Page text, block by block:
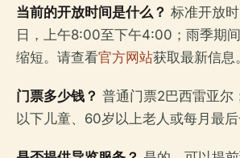
当前的开放时间是什么？ 标准开放
日，上午8:00至下午4:00；雨季期
缩短。请查看官方网站获取最新信息。
门票多少钱？ 普通门票2巴西雷亚尔
以下儿童、60岁以上老人或每月最后